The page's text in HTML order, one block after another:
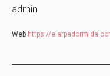
admin
Web https://